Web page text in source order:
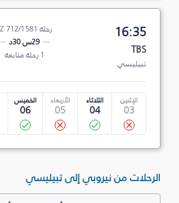
16:35
TBS
تبيليسي
رحلة FZ 712/1581
29س 30د
1 رحلة متابعة
الإثنين
03
الثلاثاء
04
الأربعاء
05
الخميس
06
الرحلات من نيروبي إلى تبيليسي